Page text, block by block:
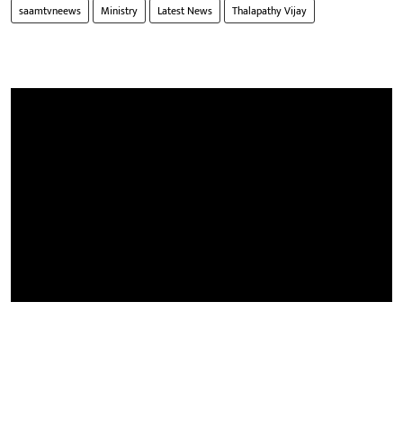
saamtvneews
Ministry Latest News Thalapathy Vijay